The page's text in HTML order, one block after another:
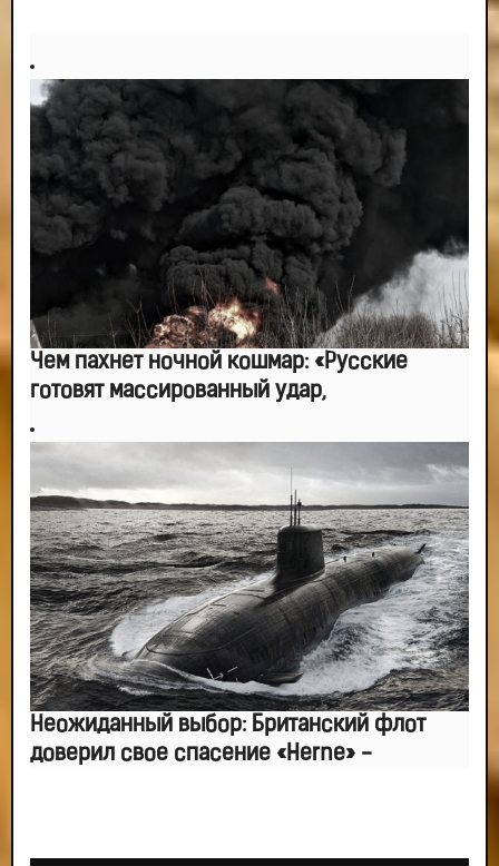
Чем пахнет ночной кошмар: «Русские
готовят массированный удар,
Неожиданный выбор: Британский флот
доверил свое спасение «Herne» -